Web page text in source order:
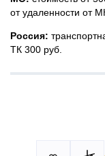
от удаленности от
Россия:
ТК 300 руб.